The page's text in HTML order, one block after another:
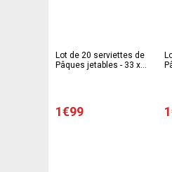
Lot de 20 serviettes de
Pâques jetables - 33 x
1€99